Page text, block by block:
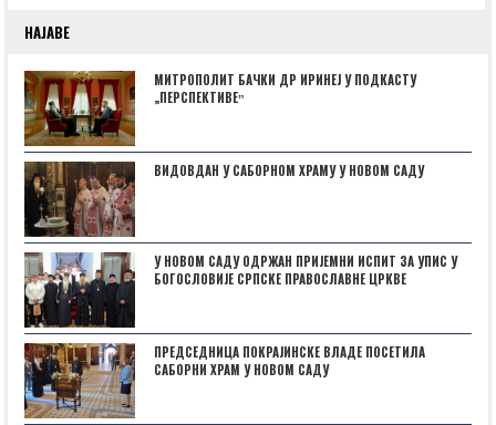
НАЈАВЕ
МИТРОПОЛИТ БАЧКИ ДР ИРИНЕЈ У ПОДКАСТУ
„ПЕРСПЕКТИВЕˮ
ВИДОВДАН У САБОРНОМ ХРАМУ У НОВОМ САДУ
У НОВОМ САДУ ОДРЖАН ПРИЈЕМНИ ИСПИТ ЗА УПИС У
БОГОСЛОВИЈЕ СРПСКЕ ПРАВОСЛАВНЕ ЦРКВЕ
ПРЕДСЕДНИЦА ПОКРАЈИНСКЕ ВЛАДЕ ПОСЕТИЛА
САБОРНИ ХРАМ У НОВОМ САДУ